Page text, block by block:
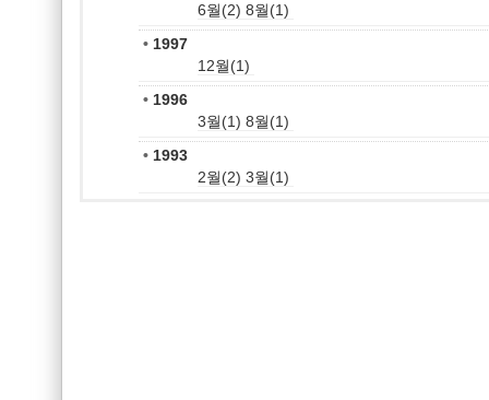
6월(2) 8월(1)
• 1997
12월(1)
• 1996
3월(1) 8월(1)
• 1993
2월(2) 3월(1)